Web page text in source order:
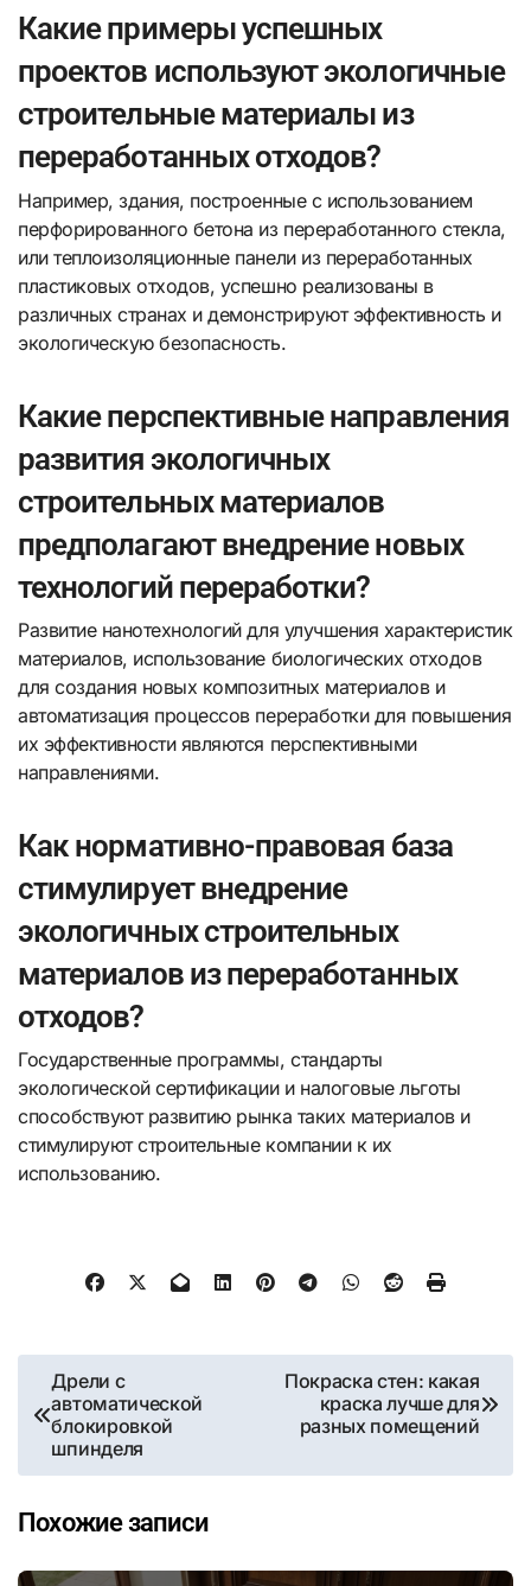
Какие примеры успешных
проектов используют экологичные
строительные материалы из
переработанных отходов?
Например, здания, построенные с использованием
перфорированного бетона из переработанного стекла,
или теплоизоляционные панели из переработанных
пластиковых отходов, успешно реализованы в
различных странах и демонстрируют эффективность и
экологическую безопасность.
Какие перспективные направления
развития экологичных
строительных материалов
предполагают внедрение новых
технологий переработки?
Развитие нанотехнологий для улучшения характеристик
материалов, использование биологических отходов
для создания новых композитных материалов и
автоматизация процессов переработки для повышения
их эффективности являются перспективными
направлениями.
Как нормативно-правовая база
стимулирует внедрение
экологичных строительных
материалов из переработанных
отходов?
Государственные программы, стандарты
экологической сертификации и налоговые льготы
способствуют развитию рынка таких материалов и
стимулируют строительные компании к их
использованию.
Навигация
по
записям
Дрели с
автоматической
блокировкой
шпинделя
Покраска стен: какая
краска лучше для
разных помещений
Похожие записи